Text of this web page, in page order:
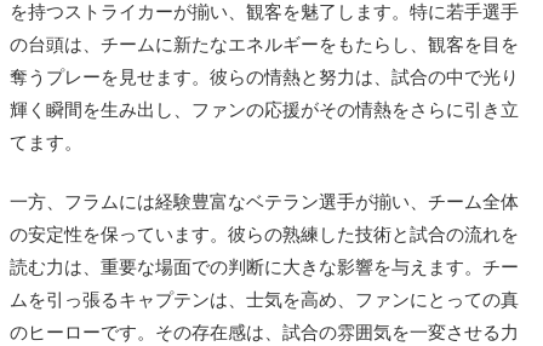
を持つストライカーが揃い、観客を魅了します。特に若手選手
の台頭は、チームに新たなエネルギーをもたらし、観客を目を
奪うプレーを見せます。彼らの情熱と努力は、試合の中で光り
輝く瞬間を生み出し、ファンの応援がその情熱をさらに引き立
てます。
一方、フラムには経験豊富なベテラン選手が揃い、チーム全体
の安定性を保っています。彼らの熟練した技術と試合の流れを
読む力は、重要な場面での判断に大きな影響を与えます。チー
ムを引っ張るキャプテンは、士気を高め、ファンにとっての真
のヒーローです。その存在感は、試合の雰囲気を一変させる力